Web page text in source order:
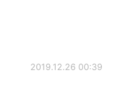
2019.12.26 00:39